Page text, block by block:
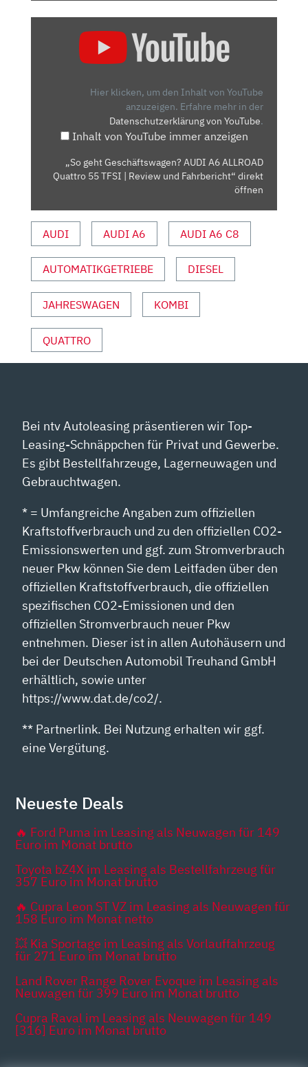
GESCHÄFTSWAGEN?
FAHRBERICHT“
VON
YOUTUBE
ANZEIGEN
Hier klicken, um den Inhalt von YouTube
anzuzeigen. Erfahre mehr in der
Datenschutzerklärung von YouTube.
Inhalt von YouTube immer anzeigen
„So geht Geschäftswagen? AUDI A6 ALLROAD
Quattro 55 TFSI | Review und Fahrbericht“ direkt
öffnen
AUDI AUDI A6 AUDI A6 C8
AUTOMATIKGETRIEBE DIESEL
JAHRESWAGEN KOMBI
QUATTRO
Bei ntv Autoleasing präsentieren wir Top-
Leasing-Schnäppchen für Privat und Gewerbe.
Es gibt Bestellfahrzeuge, Lagerneuwagen und
Gebrauchtwagen.
* = Umfangreiche Angaben zum offiziellen
Kraftstoffverbrauch und zu den offiziellen CO2-
Emissionswerten und ggf. zum Stromverbrauch
neuer Pkw können Sie dem Leitfaden über den
offiziellen Kraftstoffverbrauch, die offiziellen
spezifischen CO2-Emissionen und den
offiziellen Stromverbrauch neuer Pkw
entnehmen. Dieser ist in allen Autohäusern und
bei der Deutschen Automobil Treuhand GmbH
erhältlich, sowie unter
https://www.dat.de/co2/.
** Partnerlink. Bei Nutzung erhalten wir ggf.
eine Vergütung.
Neueste Deals
🔥 Ford Puma im Leasing als Neuwagen für 149
Euro im Monat brutto
Toyota bZ4X im Leasing als Bestellfahrzeug für
357 Euro im Monat brutto
🔥 Cupra Leon ST VZ im Leasing als Neuwagen für
158 Euro im Monat netto
💥 Kia Sportage im Leasing als Vorlauffahrzeug
für 271 Euro im Monat brutto
Land Rover Range Rover Evoque im Leasing als
Neuwagen für 399 Euro im Monat brutto
Cupra Raval im Leasing als Neuwagen für 149
[316] Euro im Monat brutto